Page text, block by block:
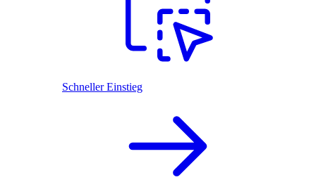
Schneller Einstieg